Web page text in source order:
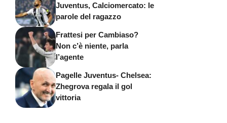
Juventus, Calciomercato: le
parole del ragazzo
Frattesi per Cambiaso?
Non c’è niente, parla
l’agente
Pagelle Juventus- Chelsea:
Zhegrova regala il gol
vittoria